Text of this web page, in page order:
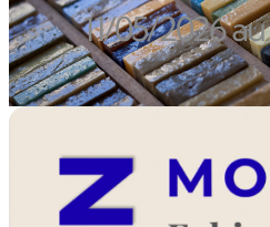
11/05/2026